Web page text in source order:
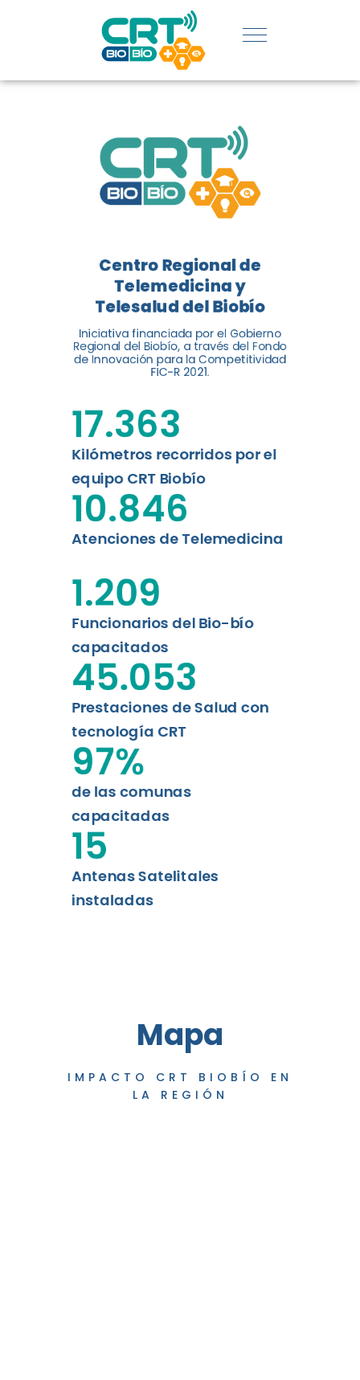
REGIÓN:
CONOCE
LOGROS
DE CRT
BIOBÍO
El Centro Regional de
Telemedicina y Telesalud del
Biobío presenta el balance de
tres años acercando la salud
digital a los habitantes...
Leer más
Centro Regional de
Telemedicina y
Telesalud del Biobío
Iniciativa financiada por el Gobierno
Regional del Biobío, a través del Fondo
de Innovación para la Competitividad
FIC-R 2021.
Kilómetros recorridos por el
equipo CRT Biobío
17.363
Atenciones de Telemedicina
10.846
Funcionarios del Bio-bío
capacitados
1.209
Prestaciones de Salud con
tecnología CRT
45.053
de las comunas
capacitadas
97%
Antenas Satelitales
instaladas
15
Mapa
IMPACTO CRT BIOBÍO EN
LA REGIÓN